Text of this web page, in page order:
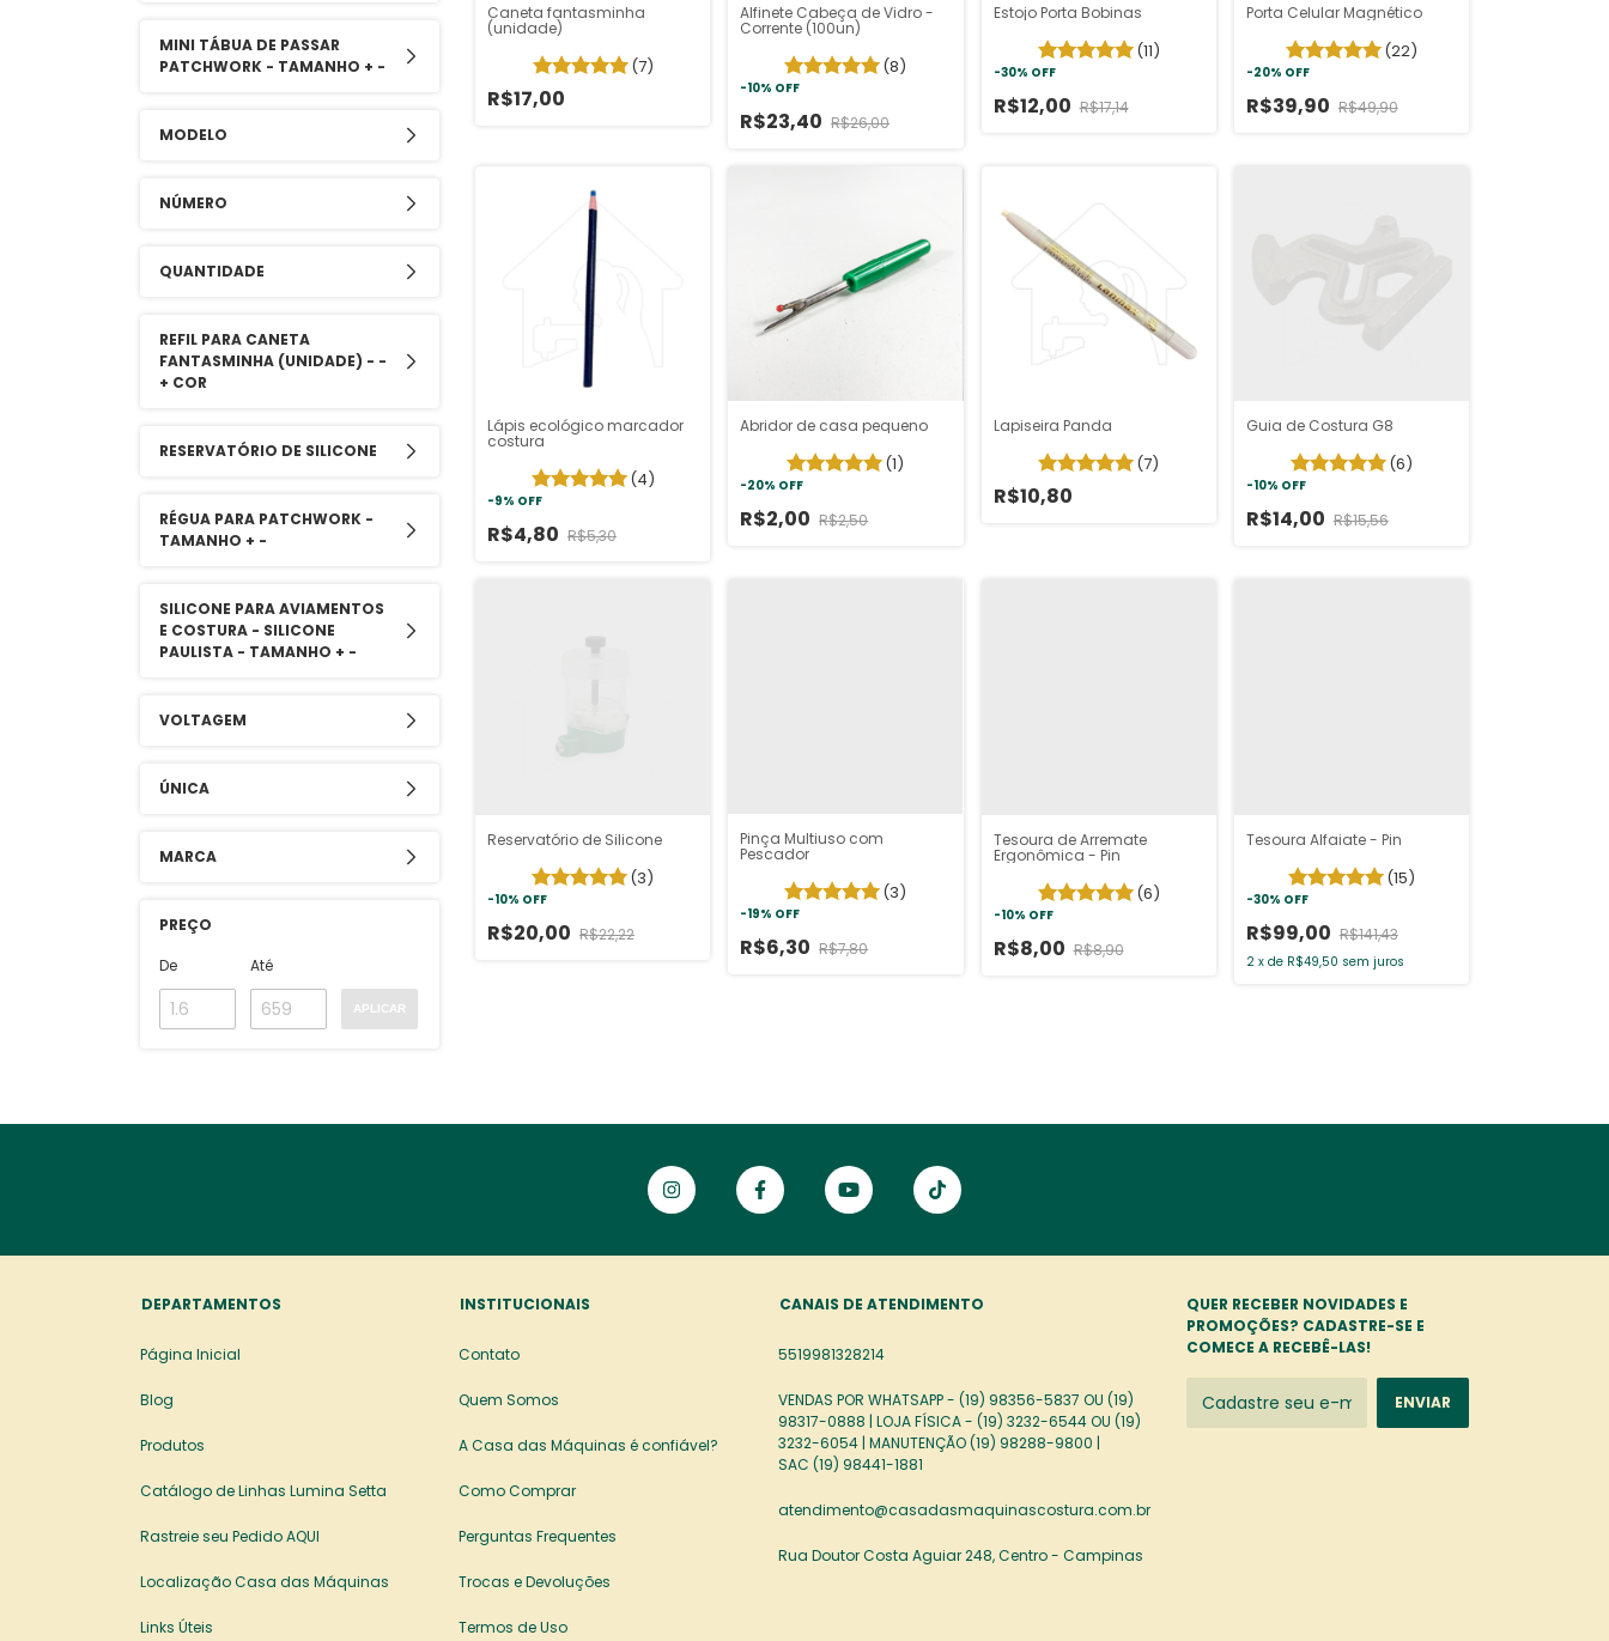
MINI TÁBUA DE PASSAR
PATCHWORK - TAMANHO + -
MODELO
NÚMERO
QUANTIDADE
REFIL PARA CANETA
FANTASMINHA (UNIDADE) - -
+ COR
RESERVATÓRIO DE SILICONE
RÉGUA PARA PATCHWORK -
TAMANHO + -
SILICONE PARA AVIAMENTOS
E COSTURA - SILICONE
PAULISTA - TAMANHO + -
VOLTAGEM
ÚNICA
MARCA
PREÇO
De
Até
APLICAR
Caneta fantasminha
(unidade)
(7)
R$17,00
Alfinete Cabeça de Vidro -
Corrente (100un)
(8)
-10% OFF
R$23,40 R$26,00
Estojo Porta Bobinas
(11)
-30% OFF
R$12,00 R$17,14
Porta Celular Magnético
(22)
-20% OFF
R$39,90 R$49,90
Lápis ecológico marcador
costura
(4)
-9% OFF
R$4,80 R$5,30
Abridor de casa pequeno
(1)
-20% OFF
R$2,00 R$2,50
Lapiseira Panda
(7)
R$10,80
Guia de Costura G8
(6)
-10% OFF
R$14,00 R$15,56
Reservatório de Silicone
(3)
-10% OFF
R$20,00 R$22,22
Pinça Multiuso com
Pescador
(3)
-19% OFF
R$6,30 R$7,80
Tesoura de Arremate
Ergonômica - Pin
(6)
-10% OFF
R$8,00 R$8,90
Tesoura Alfaiate - Pin
(15)
-30% OFF
R$99,00 R$141,43
2 x de R$49,50 sem juros
DEPARTAMENTOS
Página Inicial
Blog
Produtos
Catálogo de Linhas Lumina Setta
Rastreie seu Pedido AQUI
Localização Casa das Máquinas
Links Úteis
INSTITUCIONAIS
Contato
Quem Somos
A Casa das Máquinas é confiável?
Como Comprar
Perguntas Frequentes
Trocas e Devoluções
Termos de Uso
CANAIS DE ATENDIMENTO
5519981328214
VENDAS POR WHATSAPP - (19) 98356-5837 OU (19)
98317-0888 | LOJA FÍSICA - (19) 3232-6544 OU (19)
3232-6054 | MANUTENÇÃO (19) 98288-9800 |
SAC (19) 98441-1881
atendimento@casadasmaquinascostura.com.br
Rua Doutor Costa Aguiar 248, Centro - Campinas
QUER RECEBER NOVIDADES E
PROMOÇÕES? CADASTRE-SE E
COMECE A RECEBÊ-LAS!